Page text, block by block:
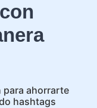
para ahorrarte
hashtags